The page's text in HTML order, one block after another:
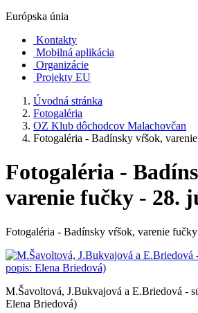
Európska únia
Kontakty
Mobilná aplikácia
Organizácie
Projekty EU
Úvodná stránka
Fotogaléria
OZ Klub dôchodcov Malachovčan
Fotogaléria - Badínsky vŕšok,
Fotogaléria -
varenie fučky - 28.
Fotogaléria - Badínsky vŕšok, varenie
M.Šavoltová, J.Bukvajová a E.Briedová -
Elena Briedová)